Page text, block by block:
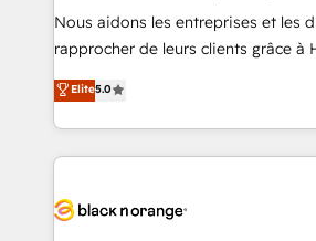
B2B sectors such as manufacturing,
business services. We prepare a
impact of your digital
detailed financial rationale with a
embark on a transformational
business up for long-term success.
Nous aidons les entreprises et les
rapprocher de leurs clients grâce à
DIGITALISIM, nous avons l'intime
réussite des entreprises passe par
le marketing digital, et la relation
pourquoi, nos experts sont à la
référencement, votre stratégie
Elite5.0